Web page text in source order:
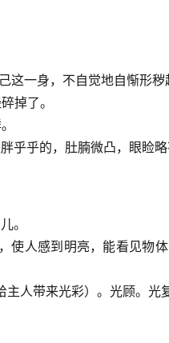
这一身，不自觉地自惭形秽
掉了。
乎乎的，肚腩微凸，眼睑略
。
人感到明亮，能看见物
人带来光彩）。光顾。光复